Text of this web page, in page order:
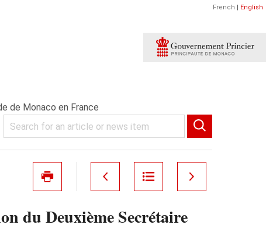
French | English
de Monaco en France
du Deuxième Secrétaire